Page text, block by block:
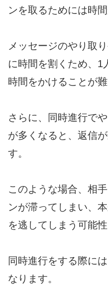
ンを取るためには時
メッセージのやり取
に時間を割くため、1
時間をかけることが難
さらに、同時進行で
が多くなると、返信
す。
このような場合、相
ンが滞ってしまい、
を逃してしまう可能性
同時進行をする際に
なります。